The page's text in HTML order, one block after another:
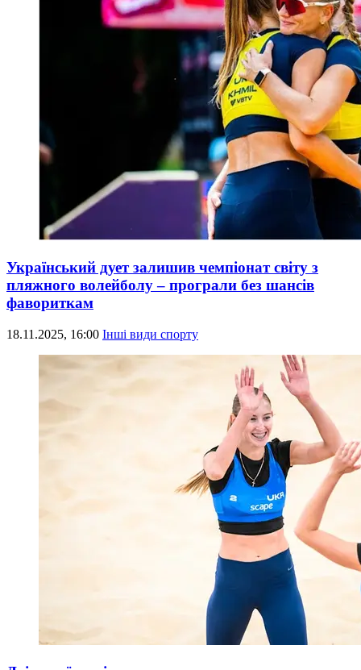
Український дует залишив чемпіонат світу з
пляжного волейболу – програли без шансів
фавориткам
18.11.2025, 16:00 Інші види спорту